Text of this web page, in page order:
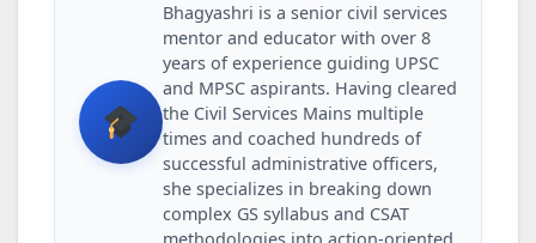
Bhagyashri is a senior civil services
mentor and educator with over 8
years of experience guiding UPSC
and MPSC aspirants. Having cleared
the Civil Services Mains multiple
times and coached hundreds of
successful administrative officers,
she specializes in breaking down
complex GS syllabus and CSAT